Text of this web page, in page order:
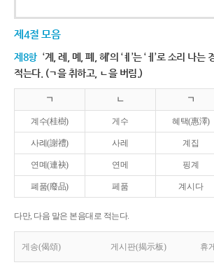
제4절 모음
제8항 ‘계, 례, 몌, 폐, 혜’의 ‘ㅖ’는 ‘ㅔ’로 소리 나는
적는다. (ㄱ을 취하고, ㄴ을 버림.)
ㄱ ㄴ ㄱ
계수(桂樹) 게수 혜택(惠澤)
사례(謝禮) 사레 계집
연몌(連袂) 연메 핑계
폐품(廢品) 페품 계시다
다만, 다음 말은 본음대로 적는다.
게송(偈頌) 게시판(揭示板) 휴